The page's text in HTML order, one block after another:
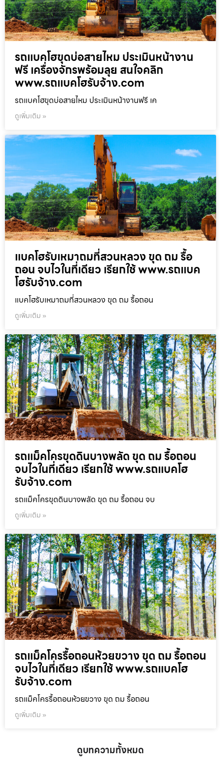
รถแบคโฮขุดบ่อสายไหม ประเมินหน้างาน
ฟรี เครื่องจักรพร้อมลุย สนใจคลิก
www.รถแบคโฮรับจ้าง.com
รถแบคโฮขุดบ่อสายไหม ประเมินหน้างานฟรี เค
ดูเพิ่มเติม »
แบคโฮรับเหมาถมที่สวนหลวง ขุด ถม รื้อ
ถอน จบไวในที่เดียว เรียกใช้ www.รถแบค
โฮรับจ้าง.com
แบคโฮรับเหมาถมที่สวนหลวง ขุด ถม รื้อถอน
ดูเพิ่มเติม »
รถแม็คโครขุดดินบางพลัด ขุด ถม รื้อถอน
จบไวในที่เดียว เรียกใช้ www.รถแบคโฮ
รับจ้าง.com
รถแม็คโครขุดดินบางพลัด ขุด ถม รื้อถอน จบ
ดูเพิ่มเติม »
รถแม็คโครรื้อถอนห้วยขวาง ขุด ถม รื้อถอน
จบไวในที่เดียว เรียกใช้ www.รถแบคโฮ
รับจ้าง.com
รถแม็คโครรื้อถอนห้วยขวาง ขุด ถม รื้อถอน
ดูเพิ่มเติม »
ดูบทความทั้งหมด